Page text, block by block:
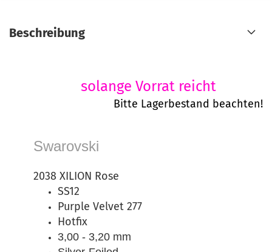
Beschreibung
solange Vorrat reicht
Bitte Lagerbestand beachten!
Swarovski
2038 XILION Rose
SS12
Purple Velvet 277
Hotfix
3,00 - 3,20 mm